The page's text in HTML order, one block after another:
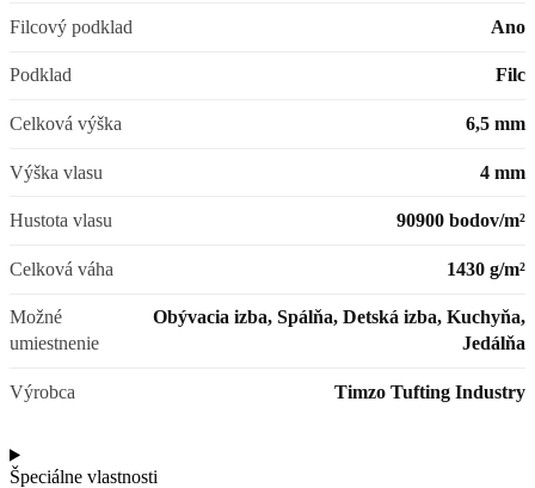
Filcový podklad Ano
Podklad Filc
Celková výška 6,5 mm
Výška vlasu 4 mm
Hustota vlasu 90900 bodov/m²
Celková váha 1430 g/m²
Možné
umiestnenie
Obývacia izba, Spálňa, Detská izba, Kuchyňa,
Jedálňa
Výrobca Timzo Tufting Industry
Špeciálne vlastnosti